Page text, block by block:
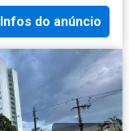
Infos do anúncio